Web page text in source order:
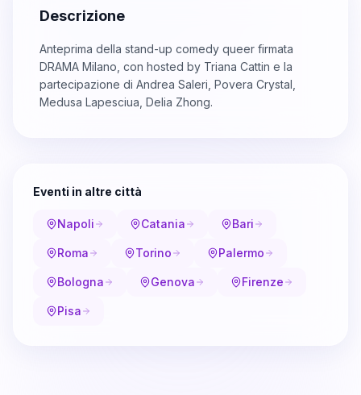
Descrizione
Anteprima della stand-up comedy queer firmata
DRAMA Milano, con hosted by Triana Cattin e la
partecipazione di Andrea Saleri, Povera Crystal,
Medusa Lapesciua, Delia Zhong.
Eventi in altre città
Napoli Catania Bari
Roma Torino Palermo
Bologna Genova Firenze
Pisa